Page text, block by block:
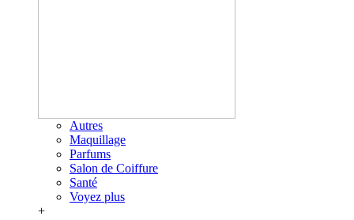
Autres
Maquillage
Parfums
Salon de Coiffure
Santé
Voyez plus
+